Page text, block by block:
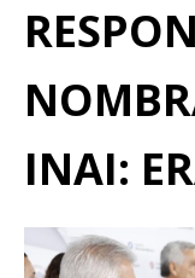
INAI: